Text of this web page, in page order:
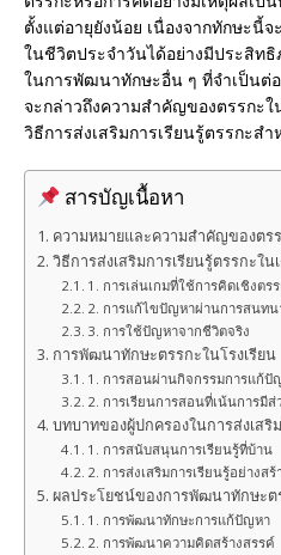
ตั้งแต่อายุยังน้อย เนื่องจากทักษะนี้
ในชีวิตประจำวันได้อย่างมีประสิท
ในการพัฒนาทักษะอื่น ๆ ที่จำเป็นต่
จะกล่าวถึงความสำคัญของตรรกะ
วิธีการส่งเสริมการเรียนรู้ตรรกะส
สารบัญเนื้อหา
ความหมายและความสำคัญของตร
วิธีการส่งเสริมการเรียนรู้ตรรกะใน
1. การเล่นเกมที่ใช้การคิดเชิงตร
2. การแก้ไขปัญหาผ่านการสนทน
3. การใช้ปัญหาจากชีวิตจริง
การพัฒนาทักษะตรรกะในโรงเรียน
1. การสอนผ่านกิจกรรมการแก้ปั
2. การเรียนการสอนที่เน้นการมีส่
บทบาทของผู้ปกครองในการส่งเสริ
1. การสนับสนุนการเรียนรู้ที่บ้าน
2. การส่งเสริมการเรียนรู้อย่างส
ผลประโยชน์ของการพัฒนาทักษะต
1. การพัฒนาทักษะการแก้ปัญหา
2. การพัฒนาความคิดสร้างสรรค์